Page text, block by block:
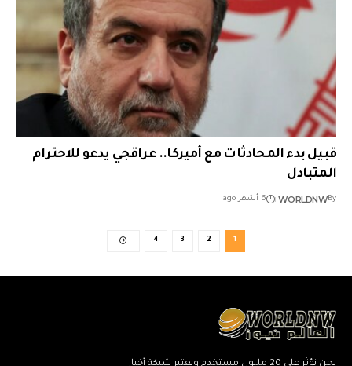
قبيل بدء المحادثات مع أميركا.. عراقجي يدعو للاحترام
المتبادل
By
WORLDNW 6 أشهر ago
1
2
3
4
نحن نؤثر على 20 مليون مستخدم ونعتبر شبكة أخبار